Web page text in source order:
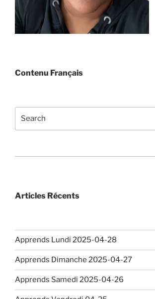
Contenu Français
Articles Récents
Apprends Lundi 2025-04-28
Apprends Dimanche 2025-04-27
Apprends Samedi 2025-04-26